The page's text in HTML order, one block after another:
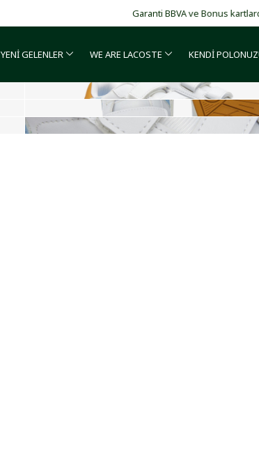
Garanti BBVA ve Bonus kartlarda vade
YENİ GELENLER WE ARE LACOSTE KENDİ